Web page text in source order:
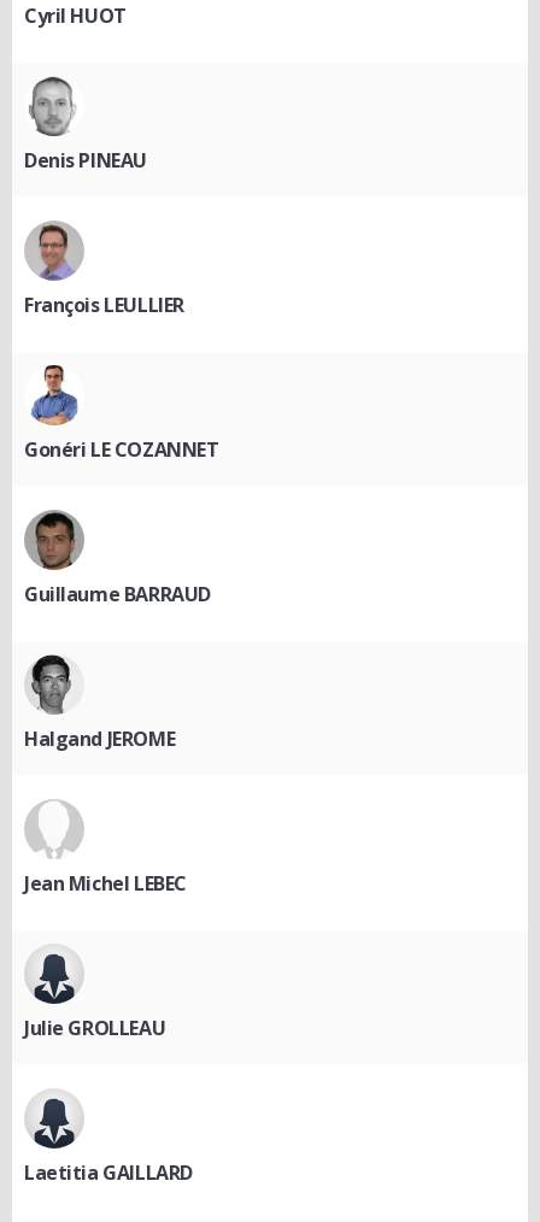
Cyril HUOT
Denis PINEAU
François LEULLIER
Gonéri LE COZANNET
Guillaume BARRAUD
Halgand JEROME
Jean Michel LEBEC
Julie GROLLEAU
Laetitia GAILLARD